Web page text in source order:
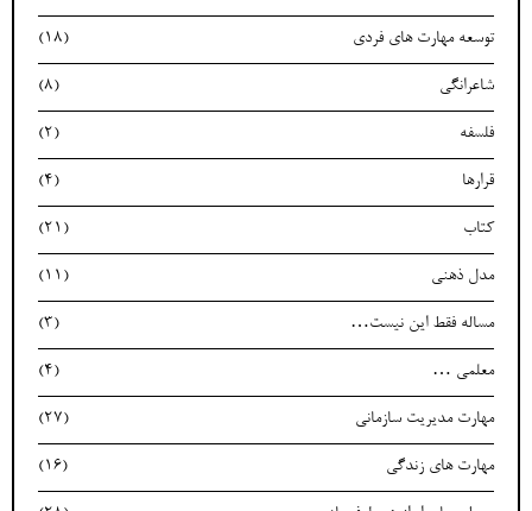
توسعه مهارت های فردی (18)
شاعرانگی (8)
فلسفه (2)
قرارها (4)
کتاب (21)
مدل ذهنی (11)
مساله فقط این نیست… (3)
معلمی … (4)
مهارت مدیریت سازمانی (27)
مهارت های زندگی (16)